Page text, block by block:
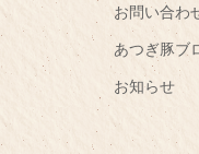
お問い合わ
あつぎ豚ブ
お知らせ